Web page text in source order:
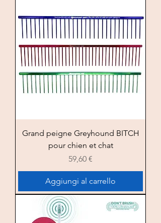
Grand peigne Greyhound BITCH
pour chien et chat
Prezzo
59,60 €
Aggiungi al carrello